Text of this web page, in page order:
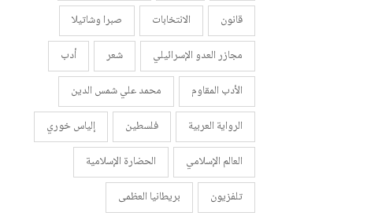
قانون
الانتخابات
صبرا وشاتيلا
مجازر العدو الإسرائيلي
شعر
أدب
الأدب المقاوم
محمد علي شمس الدين
الرواية العربية
فلسطين
إلياس خوري
العالم الإسلامي
الحضارة الإسلامية
تلفزيون
بريطانيا العظمى